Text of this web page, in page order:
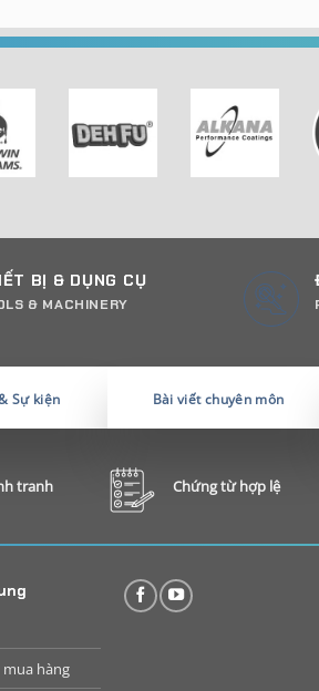
BỊ & DỤNG CỤ
& MACHINERY
Sự kiện Bài viết chuyên môn
tranh Chứng từ hợp lệ
hàng